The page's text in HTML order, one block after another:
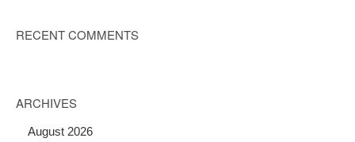
RECENT COMMENTS
ARCHIVES
August 2026